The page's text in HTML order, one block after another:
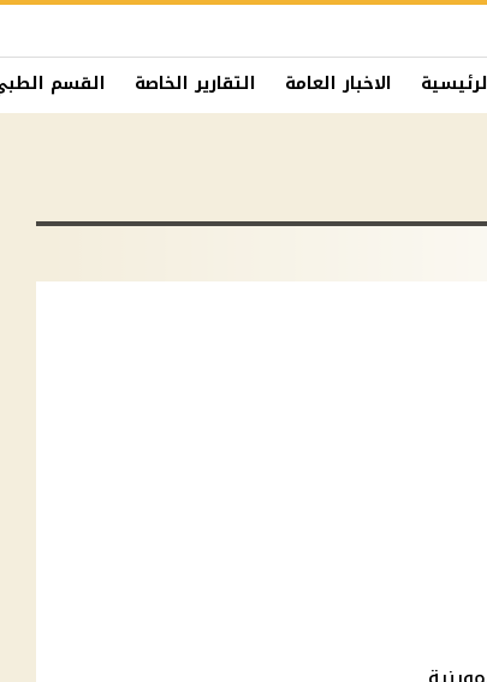
الاخبار العامة التقارير الخاصة القسم